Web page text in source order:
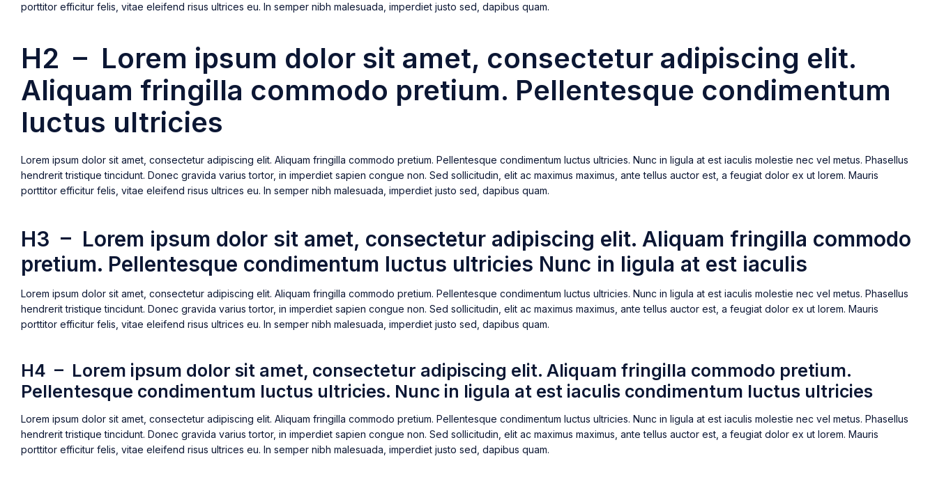
porttitor efficitur felis, vitae eleifend risus ultrices eu. In semper nibh malesuada, imperdiet justo sed, dapibus quam.
H2 – Lorem ipsum dolor sit amet, consectetur adipiscing elit.
Aliquam fringilla commodo pretium. Pellentesque condimentum
luctus ultricies
Lorem ipsum dolor sit amet, consectetur adipiscing elit. Aliquam fringilla commodo pretium. Pellentesque condimentum luctus ultricies. Nunc in ligula at est iaculis molestie nec vel metus. Phasellus
hendrerit tristique tincidunt. Donec gravida varius tortor, in imperdiet sapien congue non. Sed sollicitudin, elit ac maximus maximus, ante tellus auctor est, a feugiat dolor ex ut lorem. Mauris
porttitor efficitur felis, vitae eleifend risus ultrices eu. In semper nibh malesuada, imperdiet justo sed, dapibus quam.
H3 – Lorem ipsum dolor sit amet, consectetur adipiscing elit. Aliquam fringilla commodo
pretium. Pellentesque condimentum luctus ultricies Nunc in ligula at est iaculis
Lorem ipsum dolor sit amet, consectetur adipiscing elit. Aliquam fringilla commodo pretium. Pellentesque condimentum luctus ultricies. Nunc in ligula at est iaculis molestie nec vel metus. Phasellus
hendrerit tristique tincidunt. Donec gravida varius tortor, in imperdiet sapien congue non. Sed sollicitudin, elit ac maximus maximus, ante tellus auctor est, a feugiat dolor ex ut lorem. Mauris
porttitor efficitur felis, vitae eleifend risus ultrices eu. In semper nibh malesuada, imperdiet justo sed, dapibus quam.
H4 – Lorem ipsum dolor sit amet, consectetur adipiscing elit. Aliquam fringilla commodo pretium.
Pellentesque condimentum luctus ultricies. Nunc in ligula at est iaculis condimentum luctus ultricies
Lorem ipsum dolor sit amet, consectetur adipiscing elit. Aliquam fringilla commodo pretium. Pellentesque condimentum luctus ultricies. Nunc in ligula at est iaculis molestie nec vel metus. Phasellus
hendrerit tristique tincidunt. Donec gravida varius tortor, in imperdiet sapien congue non. Sed sollicitudin, elit ac maximus maximus, ante tellus auctor est, a feugiat dolor ex ut lorem. Mauris
porttitor efficitur felis, vitae eleifend risus ultrices eu. In semper nibh malesuada, imperdiet justo sed, dapibus quam.